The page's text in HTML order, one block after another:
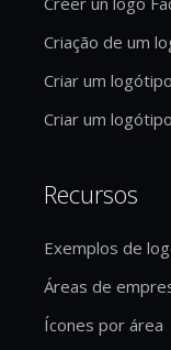
Criação de um
Criar um
Criar um
Recursos
Exemplos de
Áreas de
Ícones por área